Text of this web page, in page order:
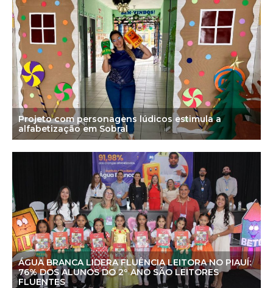
Projeto com personagens lúdicos estimula a
alfabetização em Sobral
ÁGUA BRANCA LIDERA FLUÊNCIA LEITORA NO PIAUÍ:
76% DOS ALUNOS DO 2º ANO SÃO LEITORES
FLUENTES